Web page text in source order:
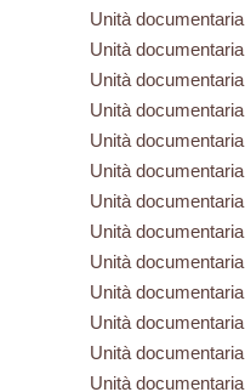
Unità documentaria
Unità documentaria
Unità documentaria
Unità documentaria
Unità documentaria
Unità documentaria
Unità documentaria
Unità documentaria
Unità documentaria
Unità documentaria
Unità documentaria
Unità documentaria
Unità documentaria